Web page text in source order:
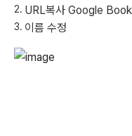
URL복사 Google
이름 수정